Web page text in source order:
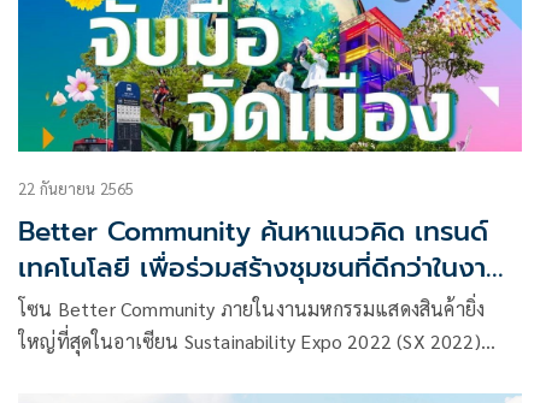
22 กันยายน 2565
Better Community ค้นหาแนวคิด เทรนด์
เทคโนโลยี เพื่อร่วมสร้างชุมชนที่ดีกว่าในงาน
SX 2022
โซน Better Community ภายในงานมหกรรมแสดงสินค้ายิ่ง
ใหญ่ที่สุดในอาเซียน Sustainability Expo 2022 (SX 2022)